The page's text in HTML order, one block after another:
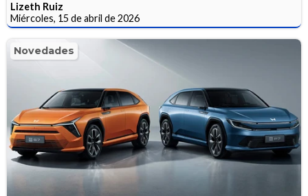
Lizeth Ruiz
Miércoles, 15 de abril de 2026
Novedades